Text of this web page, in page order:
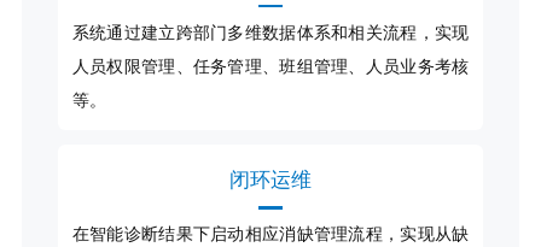
系统通过建立跨部门多维数据体系和相关流程，实现
人员权限管理、任务管理、班组管理、人员业务考核
等。
闭环运维
在智能诊断结果下启动相应消缺管理流程，实现从缺